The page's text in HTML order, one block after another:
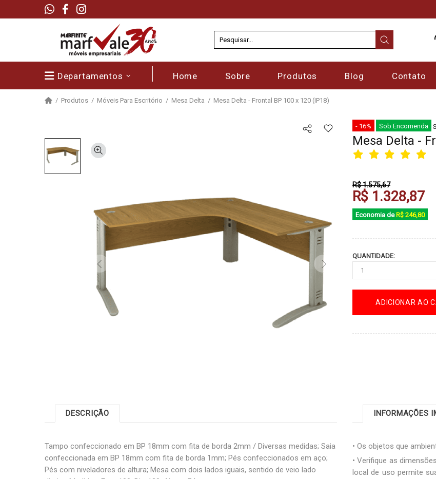
Departamentos Home Sobre Produtos Blog Contato
Produtos Móveis Para Escritório Mesa Delta Mesa Delta - Frontal BP 100 x 120 (IP18)
- 16% Sob Encomenda
Mesa Delta -
R$ 1.575,67
R$ 1.328,87
Economia de R$ 246,80
QUANTIDADE:
ADICIONAR AO
DESCRIÇÃO
Tampo confeccionado em BP 18mm com fita de borda 2mm / Diversas medidas; Saia
confeccionada em BP 18mm com fita de borda 1mm; Pés confeccionados em aço;
Pés com niveladores de altura; Mesa com dois lados iguais, sentido de veio lado
INFORMAÇÕES
• Os objetos que
• Verifique as
local de uso permite